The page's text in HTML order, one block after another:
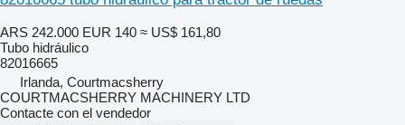
ARS 242.000 EUR 140 ≈ US$ 161,80
Tubo hidráulico
82016665
Irlanda, Courtmacsherry
COURTMACSHERRY MACHINERY LTD
Contacte con el vendedor